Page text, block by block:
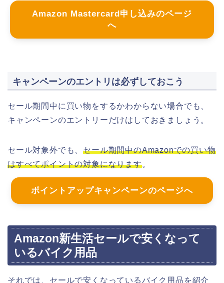
Amazon Mastercard申し込みのページ
へ
キャンペーンのエントリは必ずしておこう
セール期間中に買い物をするかわからない場合でも、
キャンペーンのエントリーだけはしておきましょう。
セール対象外でも、セール期間中のAmazonでの買い物
はすべてポイントの対象になります。
ポイントアップキャンペーンのページへ
Amazon新生活セールで安くなって
いるバイク用品
それでは、セールで安くなっているバイク用品を紹介